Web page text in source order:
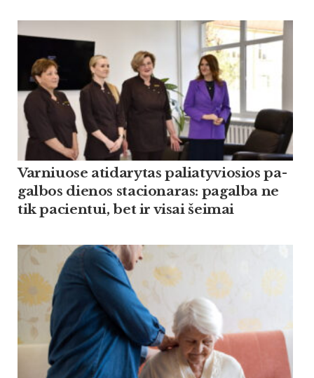
Var­niuo­se ati­da­ry­tas pa­lia­ty­vio­sios pa­
gal­bos die­nos sta­cio­na­ras: pa­gal­ba ne
tik pa­cien­tui, bet ir vi­sai šei­mai